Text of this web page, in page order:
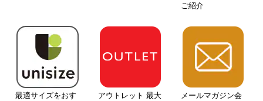
ご紹介
最適サイズをおす
アウトレット 最大
メールマガジン会